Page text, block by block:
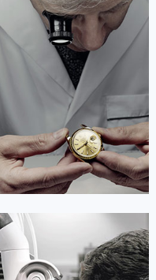
艾莉森·安吉莉亚
资深法穆兰技师
是法穆兰售后服务中心
(法穆兰保养中心)
的高级技师之一
Shenzhen FranckMuller Maintain
 深圳法穆兰维修
贝亚特·布兰奇
资深法穆兰技师
是法穆兰售后服务中心
(法穆兰保养中心)